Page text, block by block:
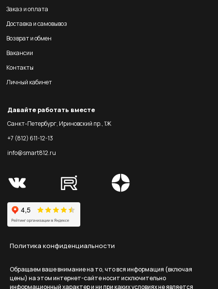
Заказ и оплата
Доставка и самовывоз
Возврат и обмен
Вакансии
Контакты
Личный кабинет
Давайте работать вместе
Санкт-Петербург, Ириновский пр., 1Ж
+7 (812) 611-12-13
info@smart812.ru
Политика конфиденциальности
Обращаем ваше внимание на то, что вся информация (включая
цены) на этом интернет-сайте носит исключительно
информационный характер и ни при каких условиях не является